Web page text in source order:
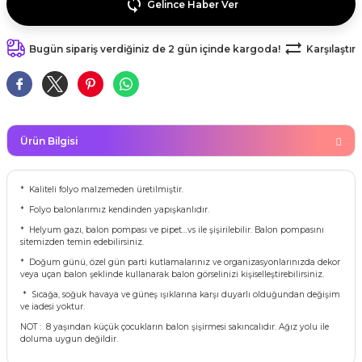
Veda Parti Malzemeleri
Süsleri (Halloween)
Günü
Süsleri
malzemeleri
VE NİKAH Şekeri SARF
dişim
Maskeleri
süsleri
modelleri (süslü
Taş Baskı Ürünleri
Ürünleri
Gelince Haber Ver
Bugün sipariş verdiğiniz de 2 gün içinde kargoda! Karşılaştır
Ürün Bilgisi
* Kaliteli folyo malzemeden üretilmiştir.
* Folyo balonlarımız kendinden yapışkanlıdır.
* Helyum gazı, balon pompası ve pipet…vs ile şişirilebilir. Balon pompasını
sitemizden temin edebilirsiniz.
* Doğum günü, özel gün parti kutlamalarınız ve organizasyonlarınızda dekor
veya uçan balon şeklinde kullanarak balon görselinizi kişiselleştirebilirsiniz.
* Sıcağa, soğuk havaya ve güneş ışıklarına karşı duyarlı olduğundan değişim
ve iadesi yoktur.
NOT : 8 yaşından küçük çocukların balon şişirmesi sakıncalıdır. Ağız yolu ile
doluma uygun değildir.